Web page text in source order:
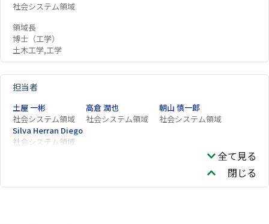
社会システム領域
領域長
博士（工学）
土木工学,工学
担当者
土屋 一彬
社会システム領域
高倉 潤也
社会システム領域
朝山 慎一郎
社会システム領域
Silva Herran Diego
社会システム領域
全て見る
閉じる